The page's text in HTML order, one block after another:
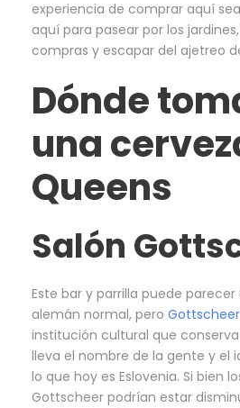
experiencia de comprar aquí
aquí para pasear por los
compras y escapar del ajetreo
Dónde
una
Queens
Salón
Este bar y parrilla puede
alemán normal, pero Gottscheer
institución cultural que
lleva el nombre de la gente y el
lo que hoy es Eslovenia. Si bien
Gottscheer podrían estar